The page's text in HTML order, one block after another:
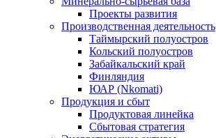
Проекты развития
Производственная деятельность
Таймырский полуостров
Кольский полуостров
Забайкальский край
Финляндия
ЮАР (Nkomati)
Продукция и сбыт
Продуктовая линейка
Сбытовая стратегия